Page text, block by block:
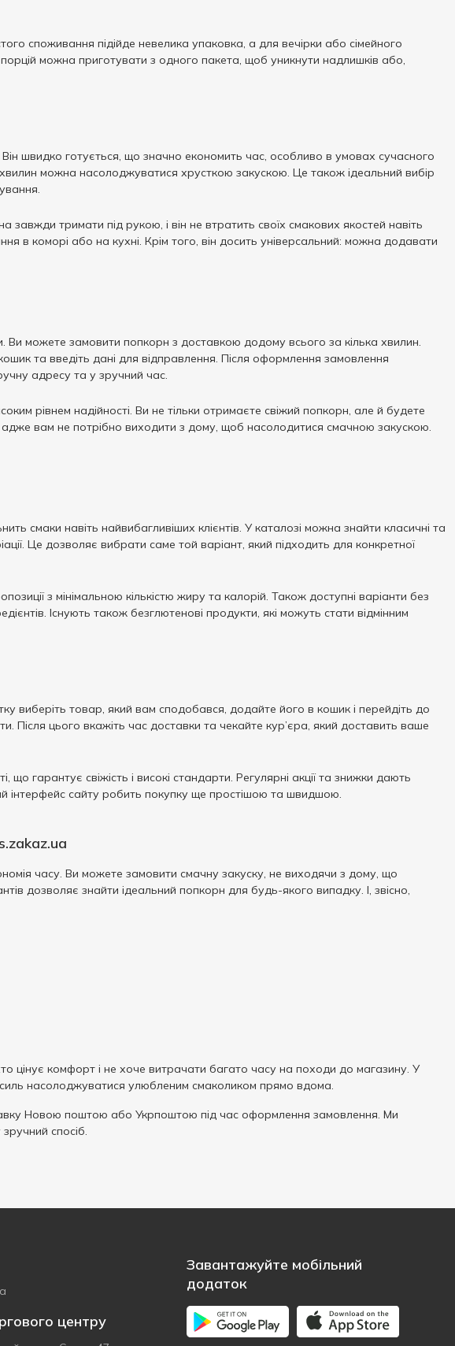
споживання підійде невелика упаковка, а для вечірки або сімейного
можна приготувати з одного пакета, щоб уникнути надлишків або,
швидко готується, що значно економить час, особливо в умовах сучасного
хвилин можна насолоджуватися хрусткою закускою. Це також ідеальний вибір
тримати під рукою, і він не втратить своїх смакових якостей навіть
в коморі або на кухні. Крім того, він досить універсальний: можна додавати
Ви можете замовити попкорн з доставкою додому всього за кілька хвилин.
та введіть дані для відправлення. Після оформлення замовлення
адресу та у зручний час.
рівнем надійності. Ви не тільки отримаєте свіжий попкорн, але й будете
адже вам не потрібно виходити з дому, щоб насолодитися смачною закускою.
смаки навіть найвибагливіших клієнтів. У каталозі можна знайти класичні та
Це дозволяє вибрати саме той варіант, який підходить для конкретної
з мінімальною кількістю жиру та калорій. Також доступні варіанти без
Існують також безглютенові продукти, які можуть стати відмінним
виберіть товар, який вам сподобався, додайте його в кошик і перейдіть до
Після цього вкажіть час доставки та чекайте кур’єра, який доставить ваше
гарантує свіжість і високі стандарти. Регулярні акції та знижки дають
інтерфейс сайту робить покупку ще простішою та швидшою.
часу. Ви можете замовити смачну закуску, не виходячи з дому, що
дозволяє знайти ідеальний попкорн для будь-якого випадку. І, звісно,
цінує комфорт і не хоче витрачати багато часу на походи до магазину. У
насолоджуватися улюбленим смаколиком прямо вдома.
Новою поштою або Укрпоштою під час оформлення замовлення. Ми
спосіб.
центру
Завантажуйте мобільний
додаток